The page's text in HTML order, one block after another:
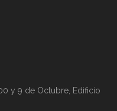
y 9 de Octubre, Edificio